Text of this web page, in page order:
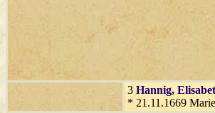
3 Hannig,
* 21.11.1669